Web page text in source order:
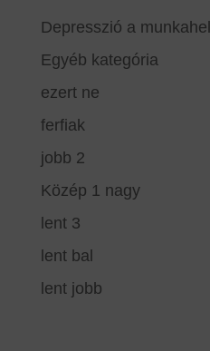
Depresszió a
Egyéb kategória
ezert ne
ferfiak
jobb 2
Közép 1 nagy
lent 3
lent bal
lent jobb